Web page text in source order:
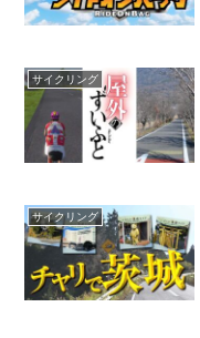
サイクリング
サイクリング